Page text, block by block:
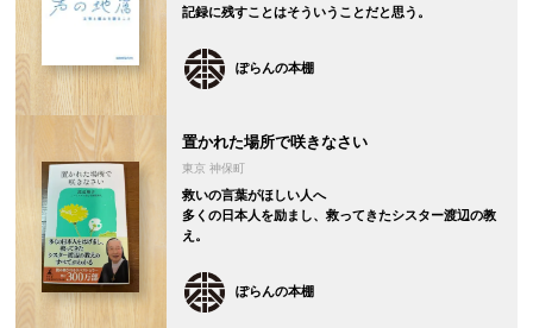
記録に残すことはそういうことだと思う。
ぽらんの本棚
置かれた場所で咲きなさい
東京 神保町
救いの言葉がほしい人へ
多くの日本人を励まし、救ってきたシスター渡辺の教
え。
ぽらんの本棚